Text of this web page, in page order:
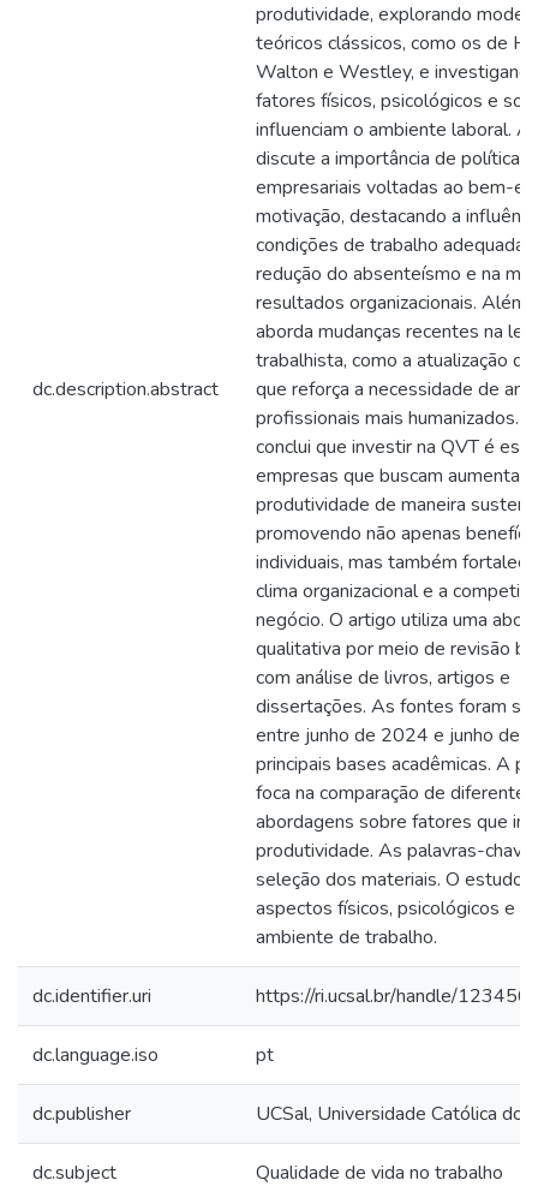
dc.description.abstract
produtividade, explorando
teóricos clássicos, como os de
Walton e Westley, e
fatores físicos, psicológicos e
influenciam o ambiente laboral. A
discute a importância de políticas
empresariais voltadas ao bem-
motivação, destacando a
condições de trabalho adequadas
redução do absenteísmo e na
resultados organizacionais. Além
aborda mudanças recentes na
trabalhista, como a atualização
que reforça a necessidade de
profissionais mais humanizados.
conclui que investir na QVT é
empresas que buscam aumentar
produtividade de maneira
promovendo não apenas
individuais, mas também
clima organizacional e a
negócio. O artigo utiliza uma
qualitativa por meio de revisão
com análise de livros, artigos e
dissertações. As fontes foram
entre junho de 2024 e junho de
principais bases acadêmicas. A
foca na comparação de diferentes
abordagens sobre fatores que
produtividade. As palavras-chave
seleção dos materiais. O estudo
aspectos físicos, psicológicos e
ambiente de trabalho.
dc.identifier.uri https://ri.ucsal.br/handle/
dc.language.iso pt
dc.publisher UCSal, Universidade Católica do
dc.subject Qualidade de vida no trabalho